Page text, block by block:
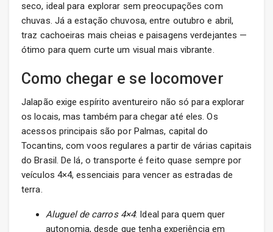
seco, ideal para explorar sem preocupações com
chuvas. Já a estação chuvosa, entre outubro e abril,
traz cachoeiras mais cheias e paisagens verdejantes —
ótimo para quem curte um visual mais vibrante.
Como chegar e se locomover
Jalapão exige espírito aventureiro não só para explorar
os locais, mas também para chegar até eles. Os
acessos principais são por Palmas, capital do
Tocantins, com voos regulares a partir de várias capitais
do Brasil. De lá, o transporte é feito quase sempre por
veículos 4×4, essenciais para vencer as estradas de
terra.
Aluguel de carros 4×4: Ideal para quem quer
autonomia, desde que tenha experiência em